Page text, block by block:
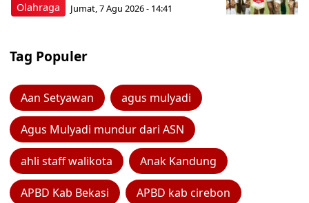
Olahraga Jumat, 7 Agu 2026 - 14:41
Tag Populer
Aan Setyawan agus mulyadi
Agus Mulyadi mundur dari ASN
ahli staff walikota Anak Kandung
APBD Kab Bekasi APBD kab cirebon